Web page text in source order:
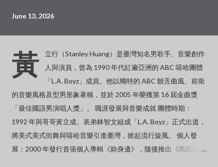
June 13, 2026
黃
立行（Stanley Huang）是臺灣知名男歌手、音樂創作
人與演員，曾為 1990 年代紅遍亞洲的 ABC 嘻哈團體
「L.A. Boyz」成員。他以獨特的 ABC 饒舌曲風、前衛
的音樂風格及型男形象著稱，並於 2005 年榮獲第 16 屆金曲獎
「最佳國語男演唱人獎」。 職涯發展與音樂成就 團體時期：
1992 年與哥哥黃立成、表弟林智文組成「L.A. Boyz」正式出道，
將美式美式街舞與嘻哈音樂引進臺灣，掀起流行旋風。 個人發
展：2000 年發行首張個人專輯《妳身邊》，隨後推出《馬戲團猴